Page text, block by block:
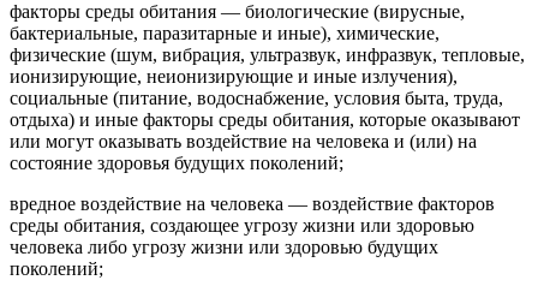
факторы среды обитания — биологические (вирусные,
бактериальные, паразитарные и иные), химические,
физические (шум, вибрация, ультразвук, инфразвук, тепловые,
ионизирующие, неионизирующие и иные излучения),
социальные (питание, водоснабжение, условия быта, труда,
отдыха) и иные факторы среды обитания, которые оказывают
или могут оказывать воздействие на человека и (или) на
состояние здоровья будущих поколений;
вредное воздействие на человека — воздействие факторов
среды обитания, создающее угрозу жизни или здоровью
человека либо угрозу жизни или здоровью будущих
поколений;